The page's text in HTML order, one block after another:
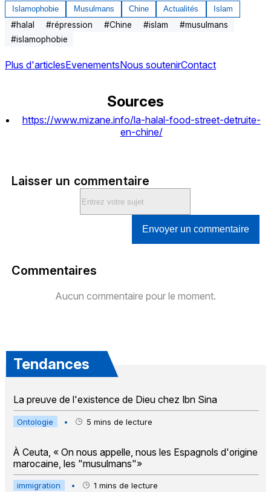
Islamophobie Musulmans Chine Actualités Islam
#halal #répression #Chine #islam #musulmans
#islamophobie
Plus d'articlesEvenementsNous soutenirContact
Sources
https://www.mizane.info/la-halal-food-street-detruite-
en-chine/
Laisser un commentaire
Envoyer un commentaire
Commentaires
Aucun commentaire pour le moment.
Tendances
La preuve de l'existence de Dieu chez Ibn Sina
Ontologie • 5 mins de lecture
À Ceuta, « On nous appelle, nous les Espagnols d'origine
marocaine, les "musulmans"»
immigration • 1 mins de lecture